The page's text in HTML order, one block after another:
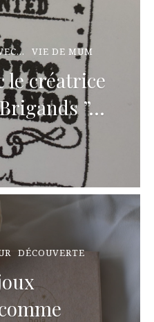
VIE DE MUM
le créatrice
”…
DÉCOUVERTE